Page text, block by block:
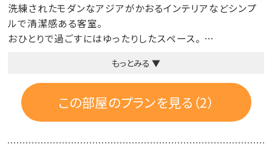
洗練されたモダンなアジアがかおるインテリアなどシンプ
ルで清潔感ある客室。
おひとりで過ごすにはゆったりしたスペース。
◆通常のベッドより少し広いベッド（120cm×205cm）
◆バルコニー付
◆自然派のシャンプー＆コンディショナー（プロハーブ）に、
無添加ボディーソープ（シャボン玉石けん）
◆農薬、化学肥料を使わず100％有機茶葉を使用した緑茶
もっとみる ▼
この部屋のプランを見る（2）